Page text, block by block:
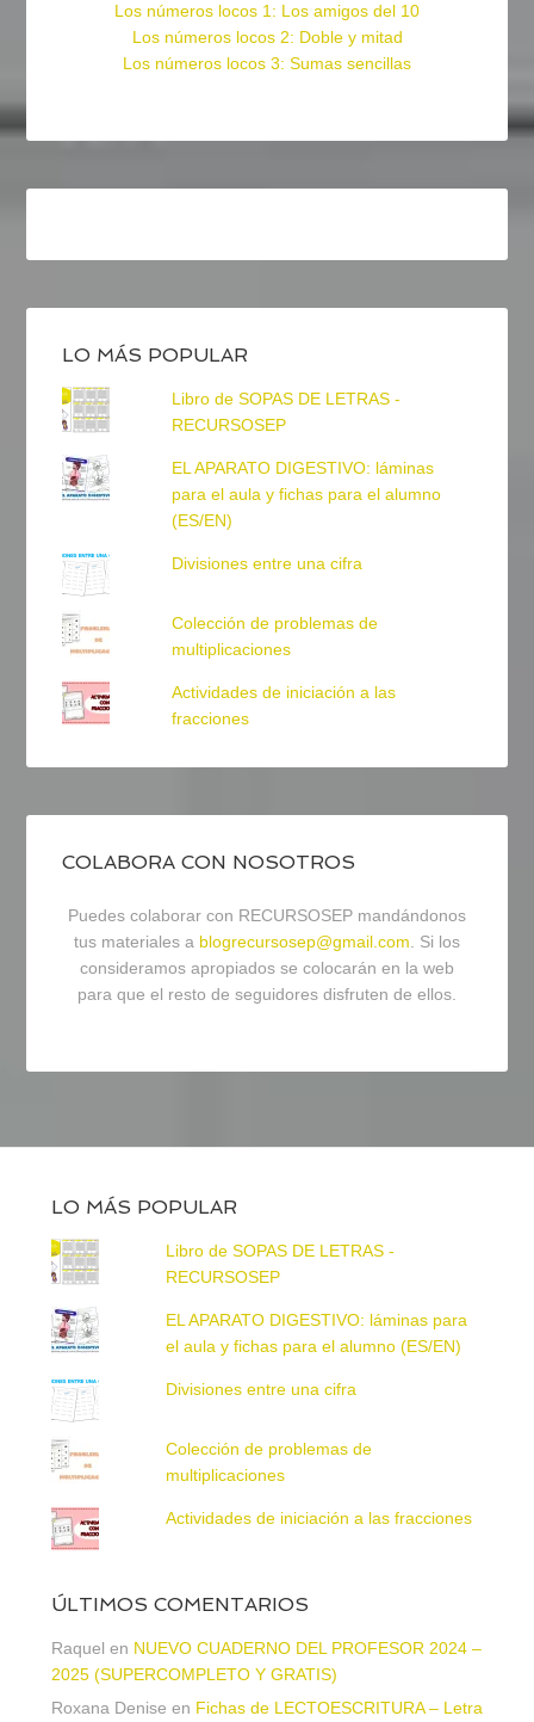
Los números locos 1: Los amigos del 10
Los números locos 2: Doble y mitad
Los números locos 3: Sumas sencillas
LO MÁS POPULAR
Libro de SOPAS DE LETRAS -
RECURSOSEP
EL APARATO DIGESTIVO: láminas
para el aula y fichas para el alumno
(ES/EN)
Divisiones entre una cifra
Colección de problemas de
multiplicaciones
Actividades de iniciación a las
fracciones
COLABORA CON NOSOTROS
Puedes colaborar con RECURSOSEP mandándonos
tus materiales a blogrecursosep@gmail.com. Si los
consideramos apropiados se colocarán en la web
para que el resto de seguidores disfruten de ellos.
LO MÁS POPULAR
Libro de SOPAS DE LETRAS -
RECURSOSEP
EL APARATO DIGESTIVO: láminas para
el aula y fichas para el alumno (ES/EN)
Divisiones entre una cifra
Colección de problemas de
multiplicaciones
Actividades de iniciación a las fracciones
ÚLTIMOS COMENTARIOS
Raquel en NUEVO CUADERNO DEL PROFESOR 2024 –
2025 (SUPERCOMPLETO Y GRATIS)
Roxana Denise en Fichas de LECTOESCRITURA – Letra